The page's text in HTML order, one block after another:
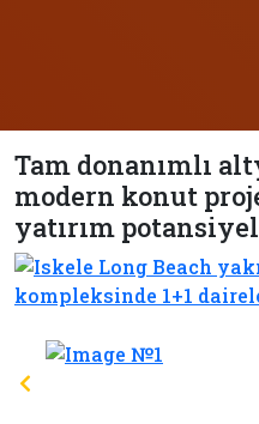
Tam donanımlı
modern konut
yatırım